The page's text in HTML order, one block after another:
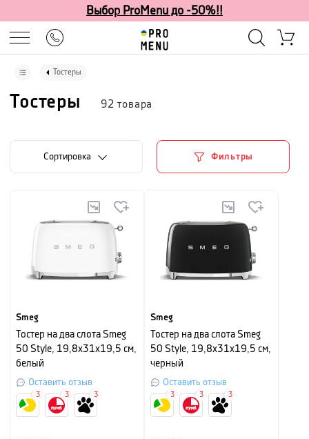
Выбор ProMenu до -50%!!
Тостеры
Тостеры 92 товара
Cортировка Фильтры
Smeg
Тостер на два слота Smeg
50 Style, 19,8х31х19,5 см,
белый
Оставить отзыв
3 3 3
Smeg
Тостер на два слота Smeg
50 Style, 19,8х31х19,5 см,
черный
Оставить отзыв
3 3 3